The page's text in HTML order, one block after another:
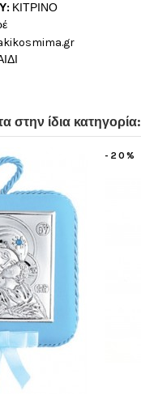
ΚΙΤΡΙΝΟ
στην ίδια κατηγορία:
-20%